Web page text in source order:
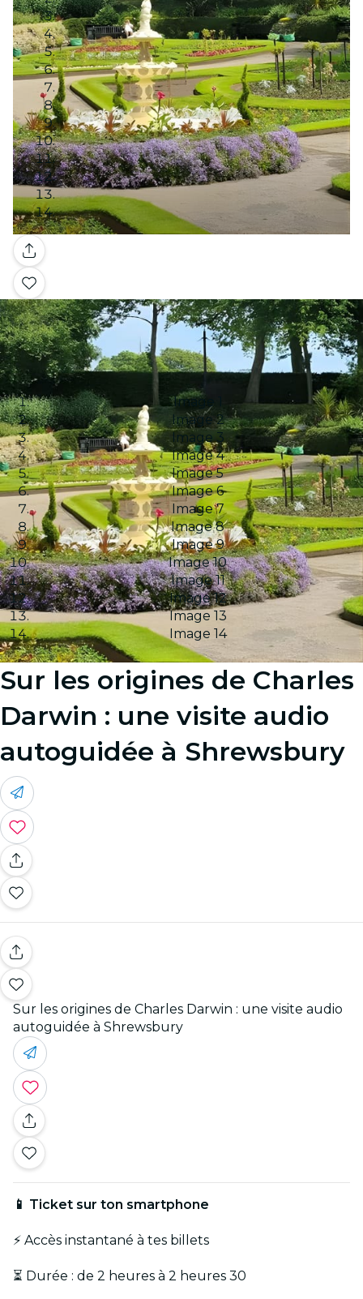
Galerie
Image 1
Image 2
Image 3
Image 4
Image 5
Image 6
Image 7
Image 8
Image 9
Image 10
Image 11
Image 12
Image 13
Image 14
Sur les origines de Charles
Darwin : une visite audio
autoguidée à Shrewsbury
Sur les origines de Charles Darwin : une visite audio
autoguidée à Shrewsbury
📱 Ticket sur ton smartphone
⚡ Accès instantané à tes billets
⏳ Durée : de 2 heures à 2 heures 30